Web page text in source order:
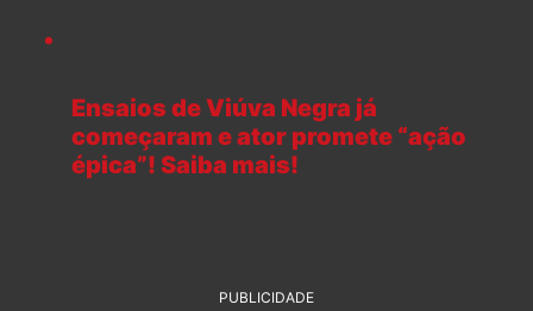
Ensaios de Viúva Negra já
começaram e ator promete “ação
épica”! Saiba mais!
PUBLICIDADE